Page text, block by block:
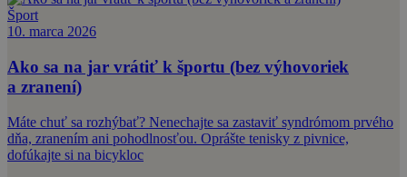
Šport
10. marca 2026
Ako sa na jar vrátiť k športu (bez výhovoriek
a zranení)
Máte chuť sa rozhýbať? Nenechajte sa zastaviť syndrómom prvého
dňa, zranením ani pohodlnosťou. Oprášte tenisky z pivnice,
dofúkajte si na bicykloc